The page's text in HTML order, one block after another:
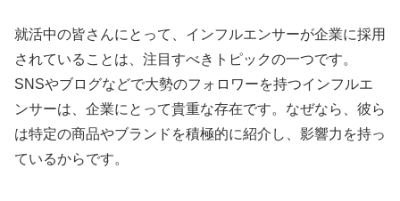
就活中の皆さんにとって、インフルエンサーが企業に採用
されていることは、注目すべきトピックの一つです。
SNSやブログなどで大勢のフォロワーを持つインフルエ
ンサーは、企業にとって貴重な存在です。なぜなら、彼ら
は特定の商品やブランドを積極的に紹介し、影響力を持っ
ているからです。